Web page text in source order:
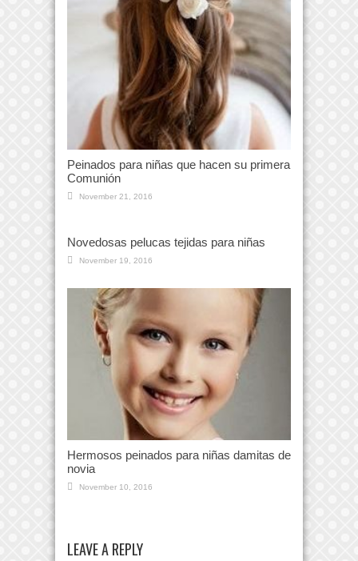
Peinados para niñas que hacen su primera
Comunión
November 21, 2016
Novedosas pelucas tejidas para niñas
November 19, 2016
Hermosos peinados para niñas damitas de
novia
November 10, 2016
LEAVE A REPLY